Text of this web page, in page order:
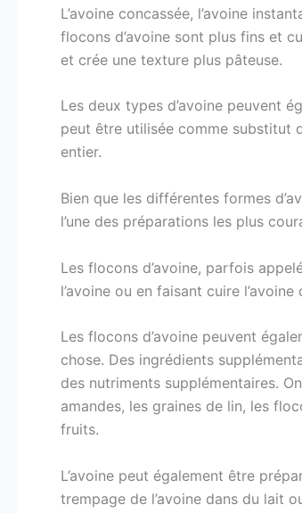
L’avoine concassée, l’avoine
flocons d’avoine sont plus fins et
et crée une texture plus pâteuse.
Les deux types d’avoine peuvent
peut être utilisée comme substitut
entier.
Bien que les différentes formes
l’une des préparations les plus
Les flocons d’avoine, parfois
l’avoine ou en faisant cuire
Les flocons d’avoine peuvent
chose. Des ingrédients
des nutriments supplémentaires.
amandes, les graines de lin, les
fruits.
L’avoine peut également être
trempage de l’avoine dans du lait